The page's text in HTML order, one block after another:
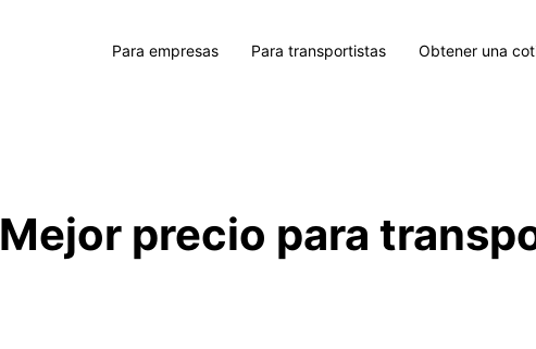
Para empresas Para transportistas Obtener una
Mejor precio para